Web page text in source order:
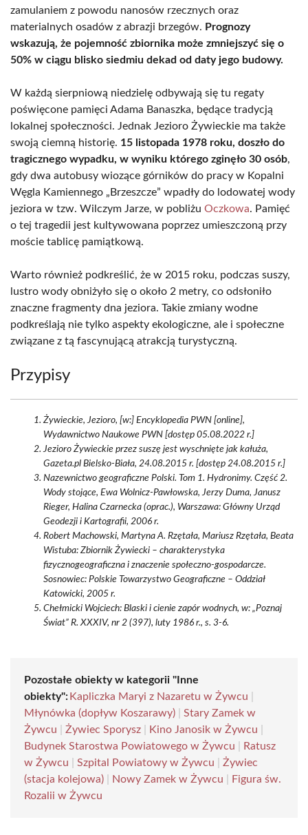
zamulaniem z powodu nanosów rzecznych oraz
materialnych osadów z abrazji brzegów. Prognozy
wskazują, że pojemność zbiornika może zmniejszyć się o
50% w ciągu blisko siedmiu dekad od daty jego budowy.
W każdą sierpniową niedzielę odbywają się tu regaty
poświęcone pamięci Adama Banaszka, będące tradycją
lokalnej społeczności. Jednak Jezioro Żywieckie ma także
swoją ciemną historię. 15 listopada 1978 roku, doszło do
tragicznego wypadku, w wyniku którego zginęło 30 osób,
gdy dwa autobusy wiozące górników do pracy w Kopalni
Węgla Kamiennego „Brzeszcze” wpadły do lodowatej wody
jeziora w tzw. Wilczym Jarze, w pobliżu Oczkowa. Pamięć
o tej tragedii jest kultywowana poprzez umieszczoną przy
moście tablicę pamiątkową.
Warto również podkreślić, że w 2015 roku, podczas suszy,
lustro wody obniżyło się o około 2 metry, co odsłoniło
znaczne fragmenty dna jeziora. Takie zmiany wodne
podkreślają nie tylko aspekty ekologiczne, ale i społeczne
związane z tą fascynującą atrakcją turystyczną.
Przypisy
Żywieckie, Jezioro, [w:] Encyklopedia PWN [online],
Wydawnictwo Naukowe PWN [dostęp 05.08.2022 r.]
Jezioro Żywieckie przez suszę jest wyschnięte jak kałuża,
Gazeta.pl Bielsko-Biała, 24.08.2015 r. [dostęp 24.08.2015 r.]
Nazewnictwo geograficzne Polski. Tom 1. Hydronimy. Część 2.
Wody stojące, Ewa Wolnicz-Pawłowska, Jerzy Duma, Janusz
Rieger, Halina Czarnecka (oprac.), Warszawa: Główny Urząd
Geodezji i Kartografii, 2006 r.
Robert Machowski, Martyna A. Rzętała, Mariusz Rzętała, Beata
Wistuba: Zbiornik Żywiecki – charakterystyka
fizycznogeograficzna i znaczenie społeczno-gospodarcze.
Sosnowiec: Polskie Towarzystwo Geograficzne – Oddział
Katowicki, 2005 r.
Chełmicki Wojciech: Blaski i cienie zapór wodnych, w: „Poznaj
Świat” R. XXXIV, nr 2 (397), luty 1986 r., s. 3-6.
Pozostałe obiekty w kategorii "Inne
obiekty": Kapliczka Maryi z Nazaretu w Żywcu
Młynówka (dopływ Koszarawy)
Stary Zamek w
Żywcu
Żywiec Sporysz Kino Janosik w Żywcu
Budynek Starostwa Powiatowego w Żywcu
Ratusz
w Żywcu
Szpital Powiatowy w Żywcu
Żywiec
(stacja kolejowa)
Nowy Zamek w Żywcu
Figura św.
Rozalii w Żywcu